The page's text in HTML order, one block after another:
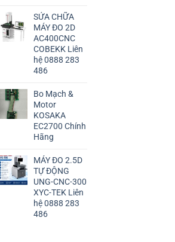
SỬA CHỮA
MÁY ĐO 2D
AC400CNC
COBEKK Liên
hệ 0888 283
486
Bo Mạch &
Motor
KOSAKA
EC2700 Chính
Hãng
MÁY ĐO 2.5D
TỰ ĐỘNG
UNG-CNC-300
XYC-TEK Liên
hệ 0888 283
486